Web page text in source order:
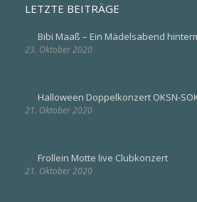
LETZTE BEITRÄGE
Bibi Maaß – Ein Mädelsabend
23. Oktober 2020
Halloween Doppelkonzert OKSN-
21. Oktober 2020
Frollein Motte live Clubkonzert
21. Oktober 2020